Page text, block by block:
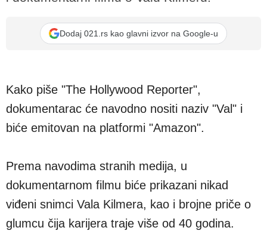
Dodaj 021.rs kao glavni izvor na Google-u
Kako piše "The Hollywood Reporter",
dokumentarac će navodno nositi naziv "Val" i
biće emitovan na platformi "Amazon".
Prema navodima stranih medija, u
dokumentarnom filmu biće prikazani nikad
viđeni snimci Vala Kilmera, kao i brojne priče o
glumcu čija karijera traje više od 40 godina.